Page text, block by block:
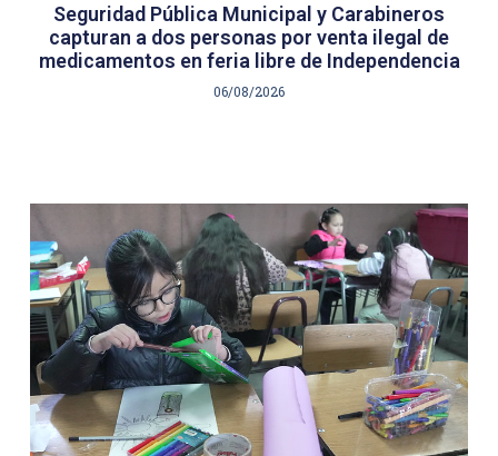
Seguridad Pública Municipal y Carabineros
capturan a dos personas por venta ilegal de
medicamentos en feria libre de Independencia
06/08/2026